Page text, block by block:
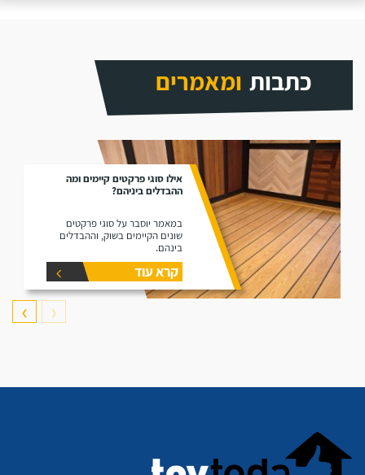
כתבות ומאמרים
אילו סוגי פרקטים קיימים ומה
ההבדלים ביניהם?
במאמר יוסבר על סוגי פרקטים
שונים הקיימים בשוק, וההבדלים
בינהם.
קרא עוד
❮
❯